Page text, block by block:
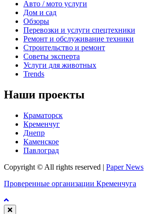
Авто / мото услуги
Дом и сад
Обзоры
Перевозки и услуги спецтехники
Ремонт и обслуживание техники
Строительство и ремонт
Советы эксперта
Услуги для животных
Trends
Наши проекты
Краматорск
Кременчуг
Днепр
Каменское
Павлоград
Copyright © All rights reserved | Paper News
Проверенные организации Кременчуга